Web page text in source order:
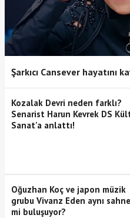
Şarkıcı Cansever hayatını
Kozalak Devri neden farklı?
Senarist Harun Kevrek DS
Sanat'a anlattı!
Oğuzhan Koç ve japon müzik
grubu Vivanz Eden aynı
mi buluşuyor?